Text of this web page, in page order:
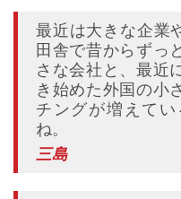
最近は大きな企業
田舎で昔からずっ
さな会社と、最近
き始めた外国の小
チングが増えて
ね。
三島